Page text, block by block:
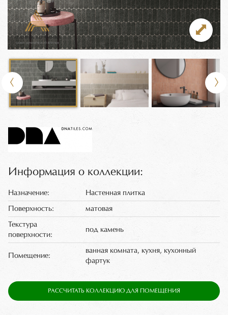
Информация о коллекции:
Назначение: Настенная плитка
Поверхность: матовая
Текстура
поверхности:
под камень
Помещение:
ванная комната, кухня, кухонный
фартук
РАССЧИТАТЬ КОЛЛЕКЦИЮ ДЛЯ ПОМЕЩЕНИЯ